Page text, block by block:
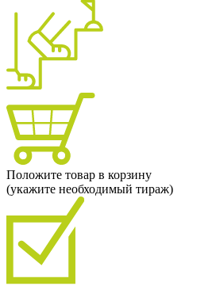
Положите товар в корзину
(укажите необходимый тираж)